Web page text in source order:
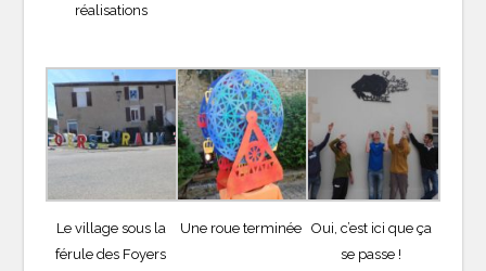
réalisations
Le village sous la
férule des Foyers
Une roue terminée Oui, c’est ici que ça
se passe !